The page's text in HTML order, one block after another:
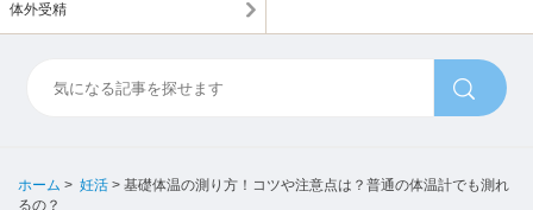
体外受精
ホーム > 妊活 > 基礎体温の測り方！コツや注意点は？普通の体温計でも測れ
るの？